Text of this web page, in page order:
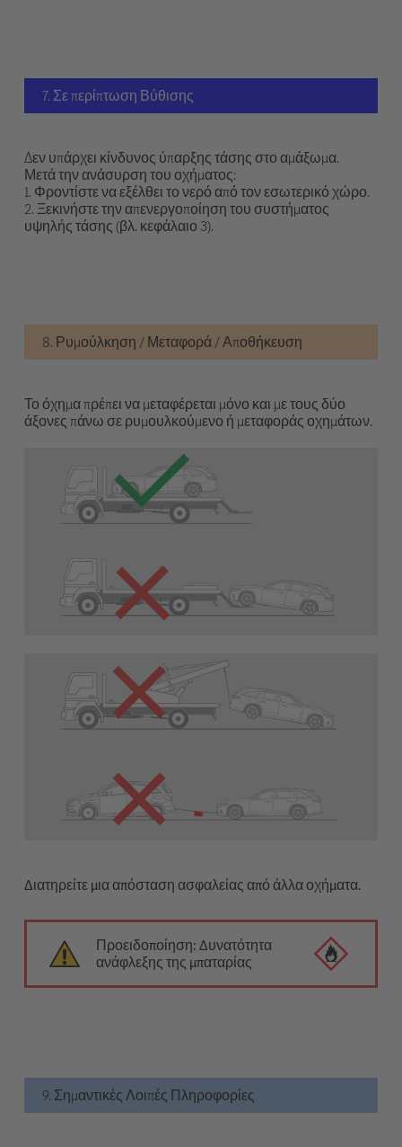
7. Σε περίπτωση Βύθισης
Δεν υπάρχει κίνδυνος ύπαρξης τάσης στο αμάξωμα.
Μετά την ανάσυρση του οχήματος:
1. Φροντίστε να εξέλθει το νερό από τον εσωτερικό χώρο.
2. Ξεκινήστε την απενεργοποίηση του συστήματος
υψηλής τάσης (βλ. κεφάλαιο 3).
8. Ρυμούλκηση / Μεταφορά / Αποθήκευση
Το όχημα πρέπει να μεταφέρεται μόνο και με τους δύο
άξονες πάνω σε ρυμουλκούμενο ή μεταφοράς οχημάτων.
Διατηρείτε μια απόσταση ασφαλείας από άλλα οχήματα.
Προειδοποίηση: Δυνατότητα
ανάφλεξης της μπαταρίας
9. Σημαντικές Λοιπές Πληροφορίες